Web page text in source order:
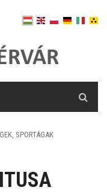
SPORTÁGAK